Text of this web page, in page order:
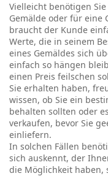
Vielleicht benötigen
Gemälde oder für eine
braucht der Kunde
Werte, die in seinem
eines Gemäldes sich
einfach so hängen
einen Preis feilschen
Sie erhalten haben,
wissen, ob Sie ein
behalten sollten oder
verkaufen, bevor Sie
einliefern.
In solchen Fällen
sich auskennt, der
die Möglichkeit haben,